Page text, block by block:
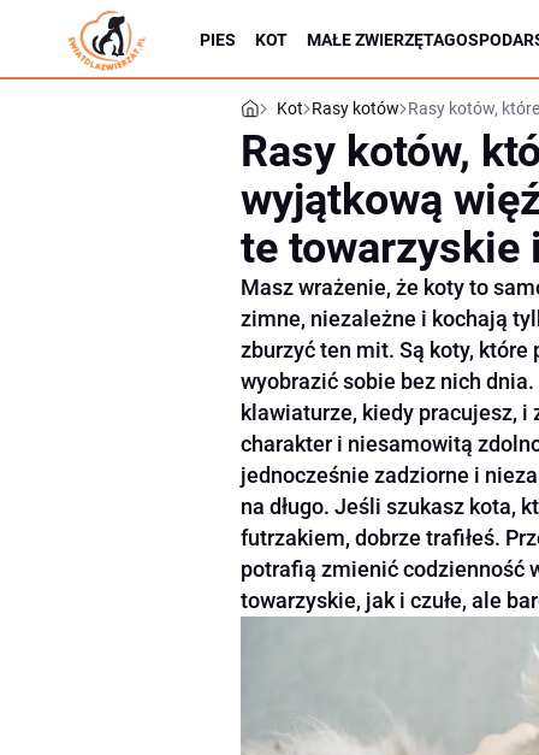
PIES KOT MAŁE ZWIERZĘTA
Kot Rasy kotów Rasy kotów,
Rasy kotów,
wyjątkową
te towarzyskie
Masz wrażenie, że koty to
zimne, niezależne i kochają
zburzyć ten mit. Są koty,
wyobrazić sobie bez nich
klawiaturze, kiedy pracujesz,
charakter i niesamowitą
jednocześnie zadziorne i
na długo. Jeśli szukasz kota,
futrzakiem, dobrze trafiłeś.
potrafią zmienić codzienność
towarzyskie, jak i czułe, ale